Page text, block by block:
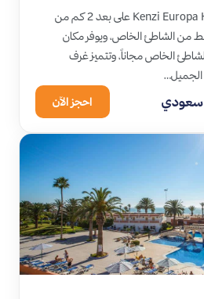
يقع فندق كنزي أوروبا Kenzi Europa Hotel على بعد 2 كم من
وعلى بعد 100م فقط من الشاطئ الخاص، ويوفر مكان
الخاص مجاناً، وتتميز غرف
الجميل…
احجز الآن